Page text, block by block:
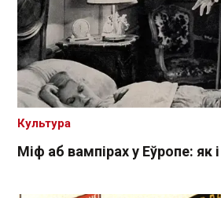
Міф аб вампірах у Еўропе: як і
Культура